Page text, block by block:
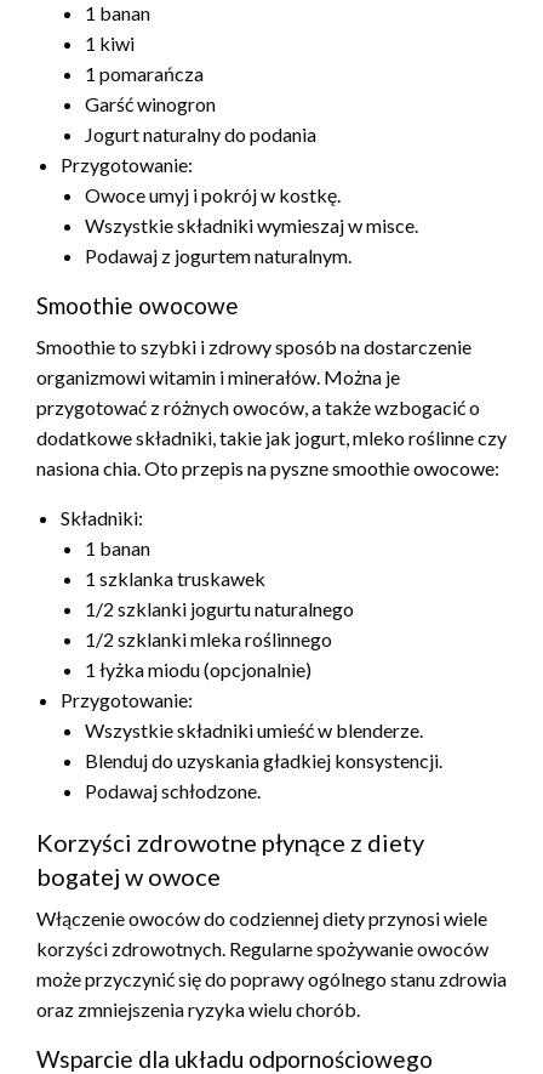
1 banan
1 kiwi
1 pomarańcza
Garść winogron
Jogurt naturalny do podania
Przygotowanie:
Owoce umyj i pokrój w kostkę.
Wszystkie składniki wymieszaj w misce.
Podawaj z jogurtem naturalnym.
Smoothie owocowe
Smoothie to szybki i zdrowy sposób na dostarczenie
organizmowi witamin i minerałów. Można je
przygotować z różnych owoców, a także wzbogacić o
dodatkowe składniki, takie jak jogurt, mleko roślinne czy
nasiona chia. Oto przepis na pyszne smoothie owocowe:
Składniki:
1 banan
1 szklanka truskawek
1/2 szklanki jogurtu naturalnego
1/2 szklanki mleka roślinnego
1 łyżka miodu (opcjonalnie)
Przygotowanie:
Wszystkie składniki umieść w blenderze.
Blenduj do uzyskania gładkiej konsystencji.
Podawaj schłodzone.
Korzyści zdrowotne płynące z diety
bogatej w owoce
Włączenie owoców do codziennej diety przynosi wiele
korzyści zdrowotnych. Regularne spożywanie owoców
może przyczynić się do poprawy ogólnego stanu zdrowia
oraz zmniejszenia ryzyka wielu chorób.
Wsparcie dla układu odpornościowego